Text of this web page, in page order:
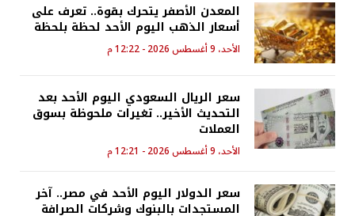
المعدن الأصفر يتحرك بقوة.. تعرف على
أسعار الذهب اليوم الأحد لحظة بلحظة
الأحد، 9 أغسطس 2026 - 12:22 م
سعر الريال السعودي اليوم الأحد بعد
التحديث الأخير.. تغيرات ملحوظة بسوق
العملات
الأحد، 9 أغسطس 2026 - 12:21 م
سعر الدولار اليوم الأحد في مصر.. آخر
المستجدات بالبنوك وشركات الصرافة